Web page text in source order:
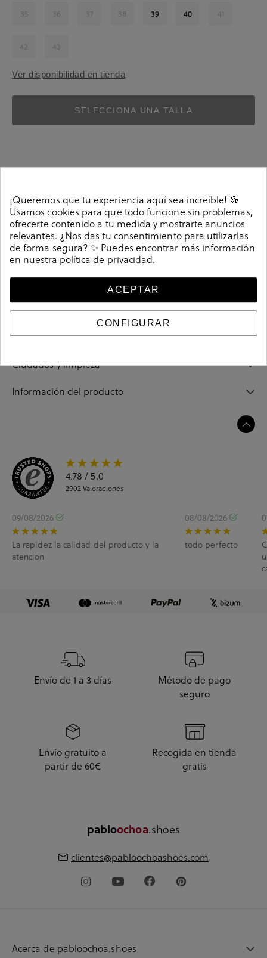
35 36 37 38 39 40 41
42 43
Ver disponibilidad en tienda
SELECCIONA UNA TALLA
Detalles
Alpargatas bloom&you YUCCA en cuero. Cuña 8,5cm,
plataforma 2cm. Cierre con hebilla en un lateral. La
Guía de tallas
Ciudados y limpieza
Información del producto
4.78 / 5.0
2902Valoraciones
09/08/2026
La rapidez la calidad del producto y la
atencion
08/08/2026
todo perfecto
Envío de 1 a 3 días
Método de pago
seguro
Envío gratuito a
partir de 60€
Recogida en tienda
gratis
pabloochoa.shoes
clientes@pabloochoashoes.com
Acerca de pabloochoa.shoes
¡Queremos que tu experiencia aquí sea increíble! 🍪
Usamos cookies para que todo funcione sin problemas,
ofrecerte contenido a tu medida y mostrarte anuncios
relevantes. ¿Nos das tu consentimiento para utilizarlas
de forma segura? ✨ Puedes encontrar más información
en nuestra política de privacidad.
ACEPTAR
CONFIGURAR